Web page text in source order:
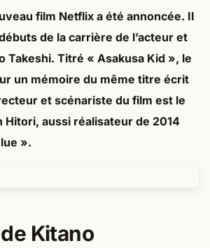
film Netflix a été annoncée. Il
de la carrière de l’acteur et
Takeshi. Titré « Asakusa Kid », le
un mémoire du même titre écrit
et scénariste du film est le
Hitori, aussi réalisateur de 2014
».
Kitano